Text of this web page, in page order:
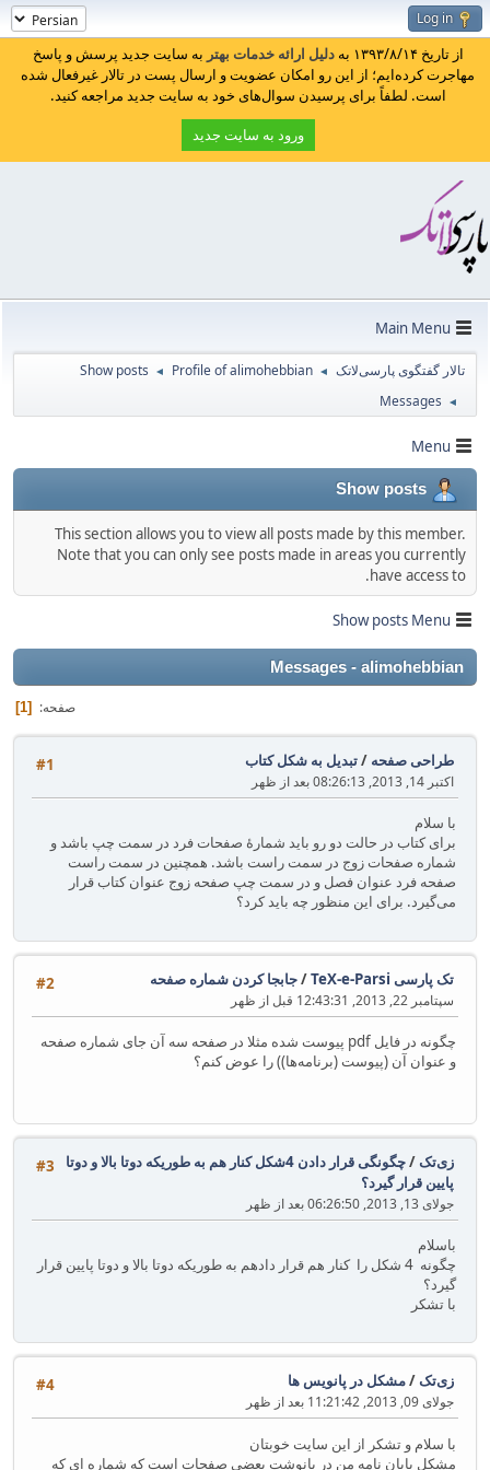
Log in
از تاریخ ۱۳۹۳/۸/۱۴ به دلیل ارائه خدمات بهتر به سایت جدید پرسش و پاسخ
مهاجرت کرده‌ایم؛ از این رو امکان عضویت و ارسال پست در تالار غیرفعال شده
است. لطفاً برای پرسیدن سوال‌های خود به سایت جدید مراجعه کنید.
ورود به سایت جدید
Main Menu
تالار گفتگوی پارسی‌لاتک ◄
Profile of alimohebbian
◄
Show posts
◄
Messages
Menu
Show posts
This section allows you to view all posts made by this member.
Note that you can only see posts made in areas you currently
have access to.
Show posts Menu
Messages - alimohebbian
صفحه 1
#1 طراحی صفحه /تبدیل به شکل کتاب
اکتبر 14, 2013, 08:26:13 بعد از ظهر
با سلام
برای کتاب در حالت دو رو باید شمارهٔ صفحات فرد در سمت چپ باشد و
شماره صفحات زوج در سمت راست باشد. همچنین در سمت راست
صفحه فرد عنوان فصل و در سمت چپ صفحه زوج عنوان کتاب قرار
می‌گیرد. برای این منظور چه باید کرد؟
#2 تک پارسی TeX-e-Parsi /جابجا کردن شماره صفحه
سپتامبر 22, 2013, 12:43:31 قبل از ظهر
چگونه در فایل pdf پیوست شده مثلا در صفحه سه آن جای شماره صفحه
و عنوان آن (پیوست (برنامه‌ها)) را عوض کنم؟
#3 زی‌تک/
چگونگی قرار دادن 4شکل کنار هم به طوریکه دوتا بالا و دوتا
پایین قرار گیرد؟
جولای 13, 2013, 06:26:50 بعد از ظهر
باسلام
چگونه 4 شکل را کنار هم قرار دادهم به طوریکه دوتا بالا و دوتا پایین قرار
گیرد؟
با تشکر
#4 زی‌تک/مشکل در پانویس ها
جولای 09, 2013, 11:21:42 بعد از ظهر
با سلام و تشکر از این سایت خوبتان
مشکل پایان نامه من در پانوشت بعضی صفحات است که شماره ای که